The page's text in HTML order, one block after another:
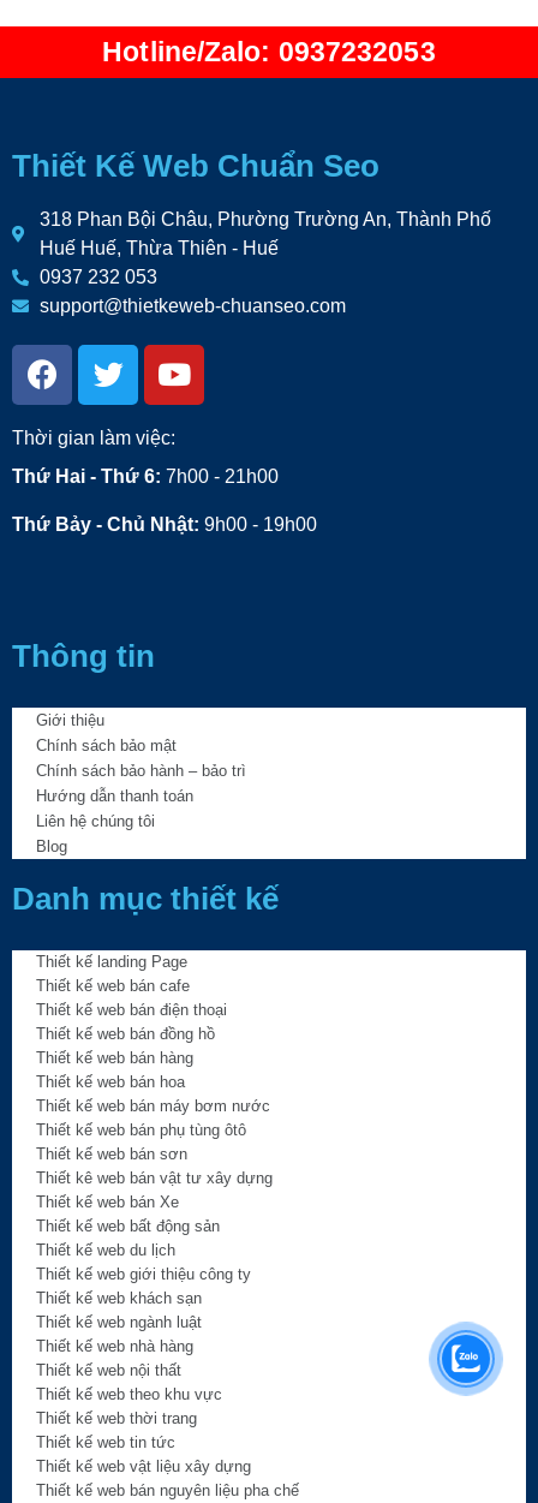
Hotline/Zalo: 0937232053
Thiết Kế Web Chuẩn Seo
318 Phan Bội Châu, Phường Trường An, Thành Phố
Huế Huế, Thừa Thiên - Huế
0937 232 053
support@thietkeweb-chuanseo.com
Thời gian làm việc:
Thứ Hai - Thứ 6: 7h00 - 21h00
Thứ Bảy - Chủ Nhật: 9h00 - 19h00
Thông tin
Giới thiệu
Chính sách bảo mật
Chính sách bảo hành – bảo trì
Hướng dẫn thanh toán
Liên hệ chúng tôi
Blog
Danh mục thiết kế
Thiết kế landing Page
Thiết kế web bán cafe
Thiết kế web bán điện thoại
Thiết kế web bán đồng hồ
Thiết kế web bán hàng
Thiết kế web bán hoa
Thiết kế web bán máy bơm nước
Thiết kế web bán phụ tùng ôtô
Thiết kế web bán sơn
Thiết kê web bán vật tư xây dựng
Thiết kế web bán Xe
Thiết kế web bất động sản
Thiết kế web du lịch
Thiết kế web giới thiệu công ty
Thiết kế web khách sạn
Thiết kế web ngành luật
Thiết kế web nhà hàng
Thiết kế web nội thất
Thiết kế web theo khu vực
Thiết kế web thời trang
Thiết kế web tin tức
Thiết kế web vật liệu xây dựng
Thiết kế web bán nguyên liệu pha chế